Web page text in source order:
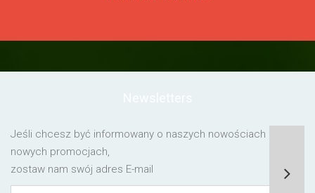
Jeśli chcesz być informowany o naszych nowościach lub o
nowych promocjach,
zostaw nam swój adres E-mail